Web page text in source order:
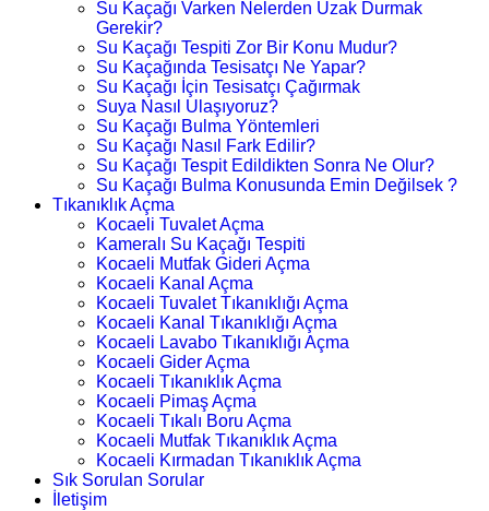
Su Kaçağı Varken Nelerden Uzak Durmak
Gerekir?
Su Kaçağı Tespiti Zor Bir Konu Mudur?
Su Kaçağında Tesisatçı Ne Yapar?
Su Kaçağı İçin Tesisatçı Çağırmak
Suya Nasıl Ulaşıyoruz?
Su Kaçağı Bulma Yöntemleri
Su Kaçağı Nasıl Fark Edilir?
Su Kaçağı Tespit Edildikten Sonra Ne Olur?
Su Kaçağı Bulma Konusunda Emin Değilsek ?
Tıkanıklık Açma
Kocaeli Tuvalet Açma
Kameralı Su Kaçağı Tespiti
Kocaeli Mutfak Gideri Açma
Kocaeli Kanal Açma
Kocaeli Tuvalet Tıkanıklığı Açma
Kocaeli Kanal Tıkanıklığı Açma
Kocaeli Lavabo Tıkanıklığı Açma
Kocaeli Gider Açma
Kocaeli Tıkanıklık Açma
Kocaeli Pimaş Açma
Kocaeli Tıkalı Boru Açma
Kocaeli Mutfak Tıkanıklık Açma
Kocaeli Kırmadan Tıkanıklık Açma
Sık Sorulan Sorular
İletişim